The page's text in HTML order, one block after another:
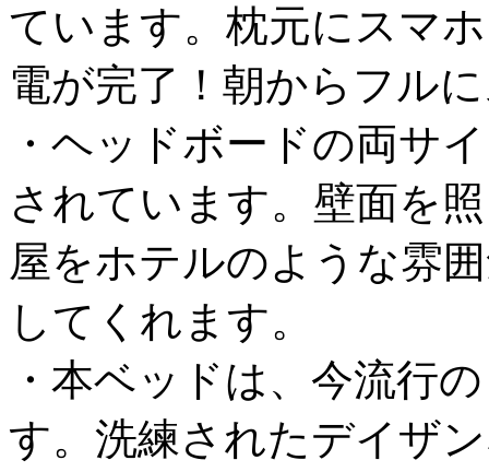
ています。枕元にスマ
電が完了！朝からフル
・ヘッドボードの両サ
されています。壁面を
屋をホテルのような雰
してくれます。
・本ベッドは、今流行
す。洗練されたデイザ